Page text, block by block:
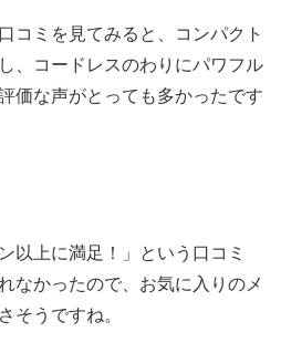
コミを見てみると、コンパクト
、コードレスのわりにパワフル
価な声がとっても多かったです
以上に満足！」という口コミ
なかったので、お気に入りのメ
そうですね。